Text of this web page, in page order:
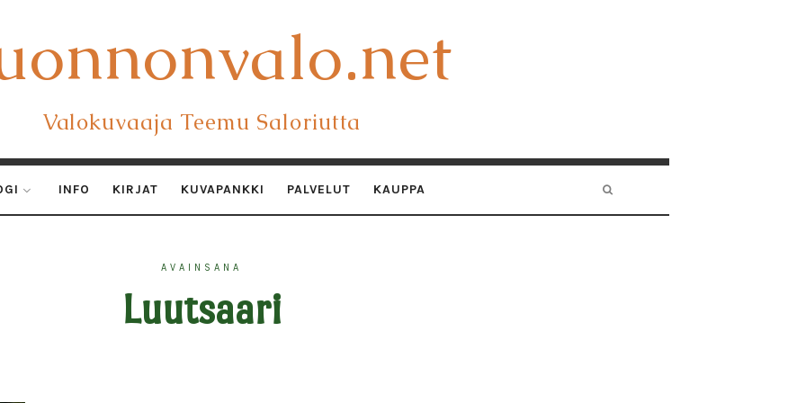
Valokuvaaja Teemu Saloriutta
INFO KIRJAT KUVAPANKKI PALVELUT KAUPPA
AVAINSANA
Luutsaari